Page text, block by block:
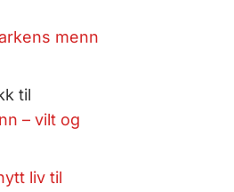
menn
til
– vilt og
liv til